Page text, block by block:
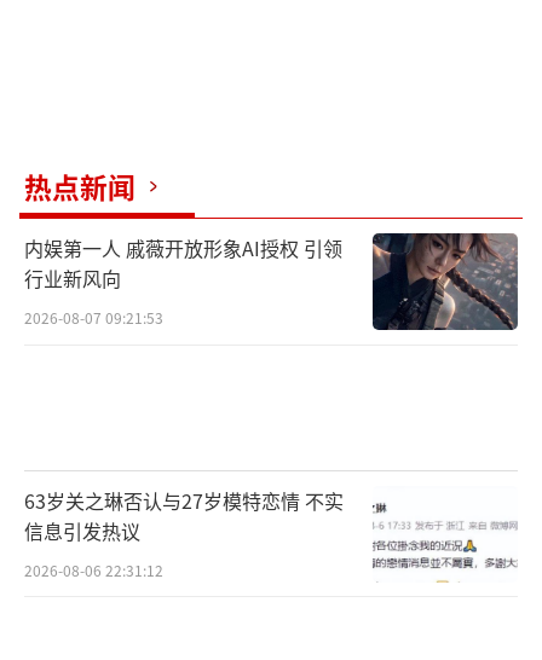
在音乐剧《飞天》创作团队及音乐会演出
团队的支持下，这场高规格高水准的国风盛宴
免费上线B站，且于海外同步上线，向全世界拉
开这部东方史诗的灿烂一角。
热点新闻
内娱第一人 戚薇开放形象AI授权 引领
行业新风向
2026-08-07 09:21:53
63岁关之琳否认与27岁模特恋情 不实
信息引发热议
2026-08-06 22:31:12